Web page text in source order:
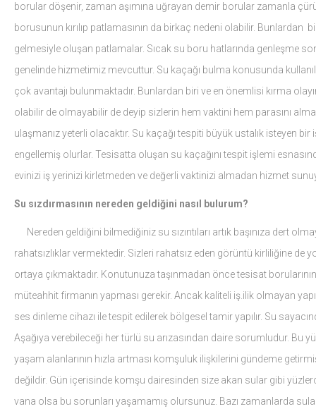
borular döşenir, zaman aşımına uğrayan demir borular zamanla
borusunun kırılıp patlamasının da birkaç nedeni olabilir. Bunlardan
gelmesiyle oluşan patlamalar. Sıcak su boru hatlarında genleşme
genelinde hizmetimiz mevcuttur. Su kaçağı bulma konusunda
çok avantajı bulunmaktadır. Bunlardan biri ve en önemlisi kırma
olabilir de olmayabilir de deyip sizlerin hem vaktini hem parasını
ulaşmanız yeterli olacaktır. Su kaçağı tespiti büyük ustalık isteyen bir
engellemiş olurlar. Tesisatta oluşan su kaçağını tespit işlemi
evinizi iş yerinizi kirletmeden ve değerli vaktinizi almadan hizmet
Su sızdırmasının nereden geldiğini nasıl bulurum?
Nereden geldiğini bilmediğiniz su sızıntıları artık başınıza dert
rahatsızlıklar vermektedir. Sizleri rahatsız eden görüntü kirliliğine
ortaya çıkmaktadır. Konutunuza taşınmadan önce tesisat
müteahhit firmanın yapması gerekir. Ancak kaliteli iş.ilik olmayan
ses dinleme cihazı ile tespit edilerek bölgesel tamir yapılır. Su
Aşağıya verebileceği her türlü su arızasından daire sorumludur.
yaşam alanlarının hızla artması komşuluk ilişkilerini gündeme
değildir. Gün içerisinde komşu dairesinden size akan sular gibi
vana olsa bu sorunları yaşamamış olursunuz. Bazı zamanlarda